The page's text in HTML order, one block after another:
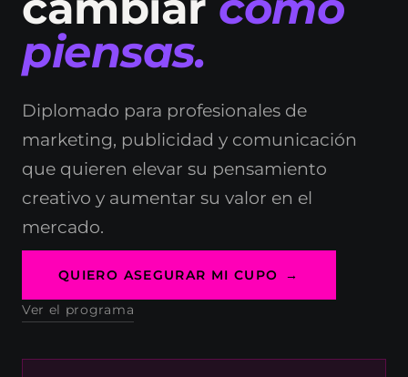
piensas.
Diplomado para profesionales de
marketing, publicidad y comunicación
que quieren elevar su pensamiento
creativo y aumentar su valor en el
mercado.
QUIERO ASEGURAR MI CUPO
Ver el programa